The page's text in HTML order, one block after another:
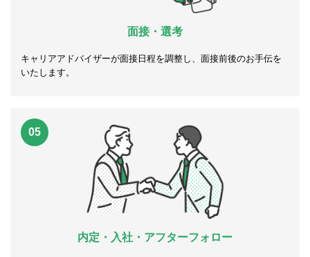
面接・選考
キャリアアドバイザーが面接日程を調整し、面接前後のお手伝を
いたします。
05
内定・入社・アフターフォロー